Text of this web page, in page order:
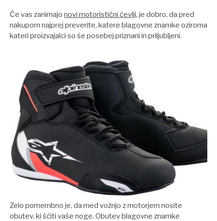
Če vas zanimajo novi motoristični čevlji, je dobro, da pred
nakupom najprej preverite, katere blagovne znamke oziroma
kateri proizvajalci so še posebej priznani in priljubljeni.
Zelo pomembno je, da med vožnjo z motorjem nosite
obutev, ki ščiti vaše noge. Obutev blagovne znamke